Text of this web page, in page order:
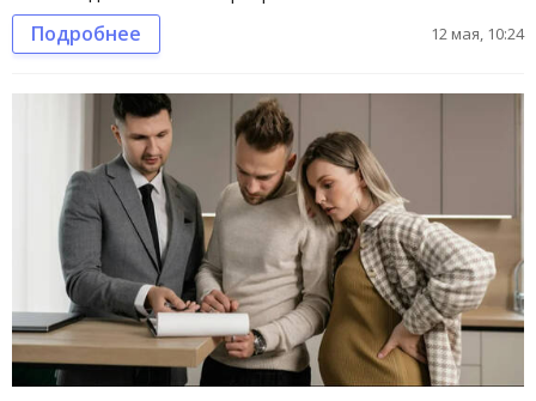
Подробнее 12 мая, 10:24